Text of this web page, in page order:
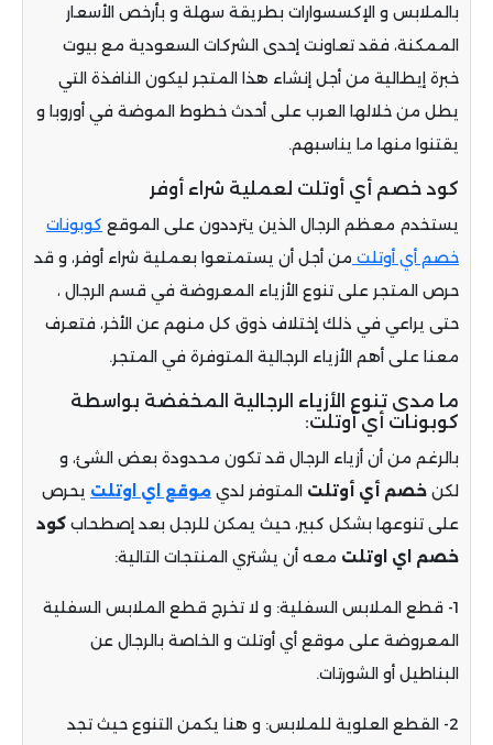
بالملابس و الإكسسوارات بطريقة سهلة و بأرخص الأسعار
الممكنة، فقد تعاونت إحدى الشركات السعودية مع بيوت
خبرة إيطالية من أجل إنشاء هذا المتجر ليكون النافذة التي
يطل من خلالها العرب على أحدث خطوط الموضة في أوروبا و
يقتنوا منها ما يناسبهم.
كود خصم أي أوتلت لعملية شراء أوفر
يستخدم معظم الرجال الذين يترددون على الموقع كوبونات
خصم أي أوتلت من أجل أن يستمتعوا بعملية شراء أوفر، و قد
حرص المتجر على تنوع الأزياء المعروضة في قسم الرجال ،
حتى يراعي في ذلك إختلاف ذوق كل منهم عن الأخر، فتعرف
معنا على أهم الأزياء الرجالية المتوفرة في المتجر.
ما مدى تنوع الأزياء الرجالية المخفضة بواسطة
كوبونات أي أوتلت:
بالرغم من أن أزياء الرجال قد تكون محدودة بعض الشئ، و
لكن خصم أي أوتلت المتوفر لدي موقع اي اوتلت يحرص
على تنوعها بشكل كبير، حيث يمكن للرجل بعد إصطحاب كود
خصم اي اوتلت معه أن يشتري المنتجات التالية:
1- قطع الملابس السفلية: و لا تخرج قطع الملابس السفلية
المعروضة على موقع أي أوتلت و الخاصة بالرجال عن
البناطيل أو الشورتات.
2- القطع العلوية للملابس: و هنا يكمن التنوع حيث تجد